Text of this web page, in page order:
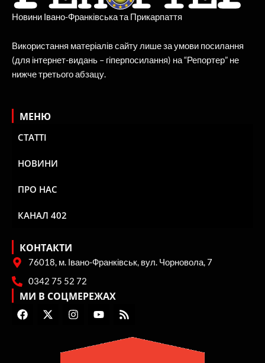
Новини Івано-Франківська та Прикарпаття
Використання матеріалів сайту лише за умови посилання
(для інтернет-видань – гіперпосилання) на “Репортер” не
нижче третього абзацу.
МЕНЮ
СТАТТІ
НОВИНИ
ПРО НАС
КАНАЛ 402
КОНТАКТИ
76018, м. Івано-Франківськ, вул. Чорновола, 7
0342 75 52 72
МИ В СОЦМЕРЕЖАХ
F
a
X
-
I
n
a
Y
o
t
R
s